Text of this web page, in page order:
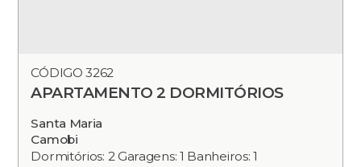
CÓDIGO 3262
APARTAMENTO 2 DORMITÓRIOS
Santa Maria
Camobi
Dormitórios: 2 Garagens: 1 Banheiros: 1